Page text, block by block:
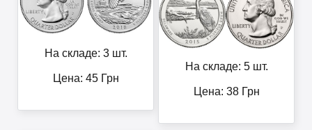
На складе: 3 шт.
Цена: 45Грн
На складе: 5 шт.
Цена: 38Грн